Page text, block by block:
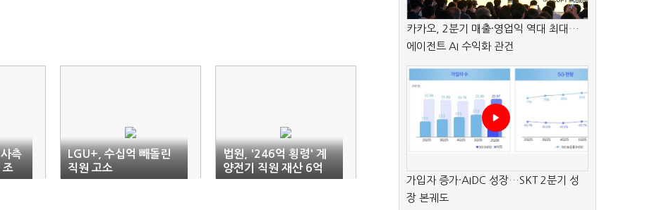
측
조
LGU+, 수십억 빼돌린
직원 고소
법원, '246억 횡령' 계
양전기 직원 재산 6억
동결
카카오, 2분기 매출·영업익 역대 최대…
에이전트 AI 수익화 관건
가입자 증가·AIDC 성장…SKT 2분기 성
장 본궤도